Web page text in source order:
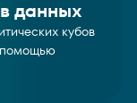
данных
кубов
помощью